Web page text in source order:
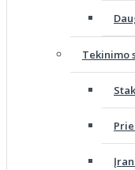
Tekinimo